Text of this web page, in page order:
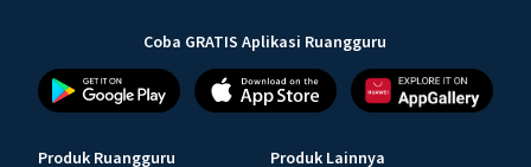
Coba GRATIS Aplikasi Ruangguru
Produk Ruangguru Produk Lainnya